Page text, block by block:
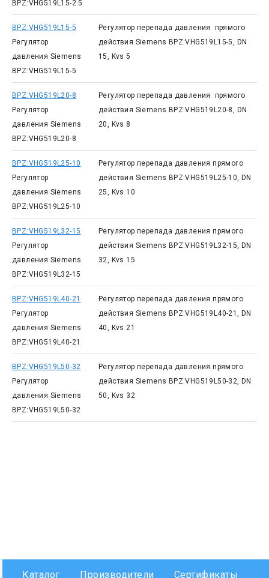
BPZ:VHG519L15-2.5
BPZ:VHG519L15-5
Регулятор
давления Siemens
BPZ:VHG519L15-5
Регулятор перепада давления прямого
действия Siemens BPZ:VHG519L15-5, DN
15, Kvs 5
BPZ:VHG519L20-8
Регулятор
давления Siemens
BPZ:VHG519L20-8
Регулятор перепада давления прямого
действия Siemens BPZ:VHG519L20-8, DN
20, Kvs 8
BPZ:VHG519L25-10
Регулятор
давления Siemens
BPZ:VHG519L25-10
Регулятор перепада давления прямого
действия Siemens BPZ:VHG519L25-10, DN
25, Kvs 10
BPZ:VHG519L32-15
Регулятор
давления Siemens
BPZ:VHG519L32-15
Регулятор перепада давления прямого
действия Siemens BPZ:VHG519L32-15, DN
32, Kvs 15
BPZ:VHG519L40-21
Регулятор
давления Siemens
BPZ:VHG519L40-21
Регулятор перепада давления прямого
действия Siemens BPZ:VHG519L40-21, DN
40, Kvs 21
BPZ:VHG519L50-32
Регулятор
давления Siemens
BPZ:VHG519L50-32
Регулятор перепада давления прямого
действия Siemens BPZ:VHG519L50-32, DN
50, Kvs 32
Каталог Производители Сертификаты